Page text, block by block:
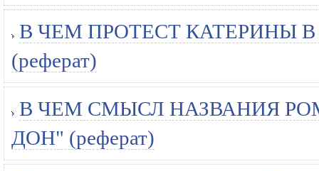
В ЧЕМ ПРОТЕСТ КАТЕРИНЫ
(реферат)
В ЧЕМ СМЫСЛ НАЗВАНИЯ
ДОН" (реферат)